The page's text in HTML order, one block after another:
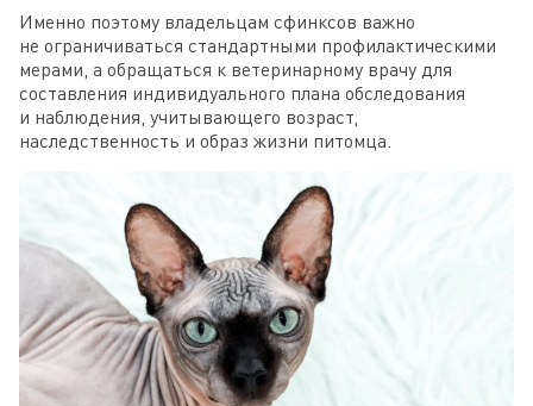
Именно поэтому владельцам сфинксов важно
не ограничиваться стандартными профилактическими
мерами, а обращаться к ветеринарному врачу для
составления индивидуального плана обследования
и наблюдения, учитывающего возраст,
наследственность и образ жизни питомца.